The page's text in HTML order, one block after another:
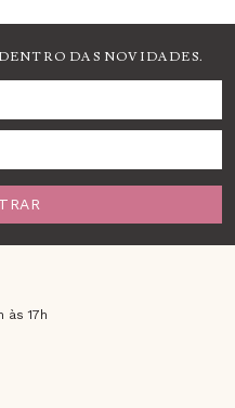
DAS NOVIDADES.
às 17h